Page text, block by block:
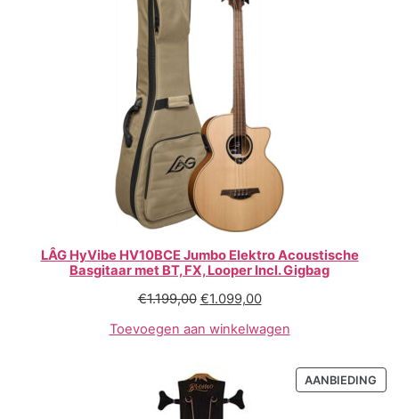
LÂG HyVibe HV10BCE Jumbo Elektro Acoustische
Basgitaar met BT, FX, Looper Incl. Gigbag
€1.199,00 €1.099,00
Toevoegen aan winkelwagen
AANBIEDING